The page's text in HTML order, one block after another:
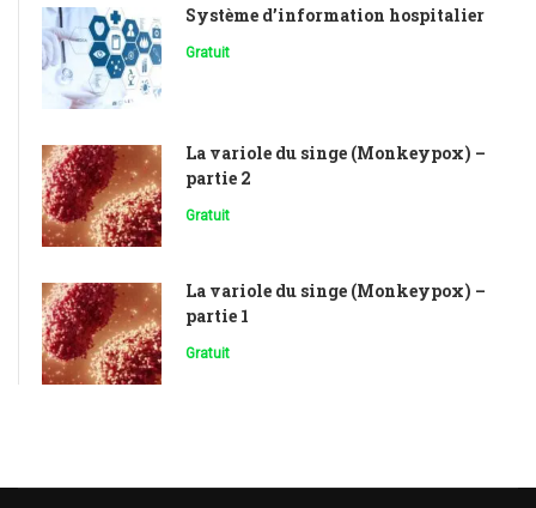
Système d’information hospitalier
Gratuit
La variole du singe (Monkeypox) –
partie 2
Gratuit
La variole du singe (Monkeypox) –
partie 1
Gratuit